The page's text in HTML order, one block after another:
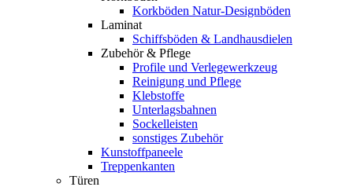
Korkböden Natur-Designböden
Laminat
Schiffsböden & Landhausdielen
Zubehör & Pflege
Profile und Verlegewerkzeug
Reinigung und Pflege
Klebstoffe
Unterlagsbahnen
Sockelleisten
sonstiges Zubehör
Kunstoffpaneele
Treppenkanten
Türen